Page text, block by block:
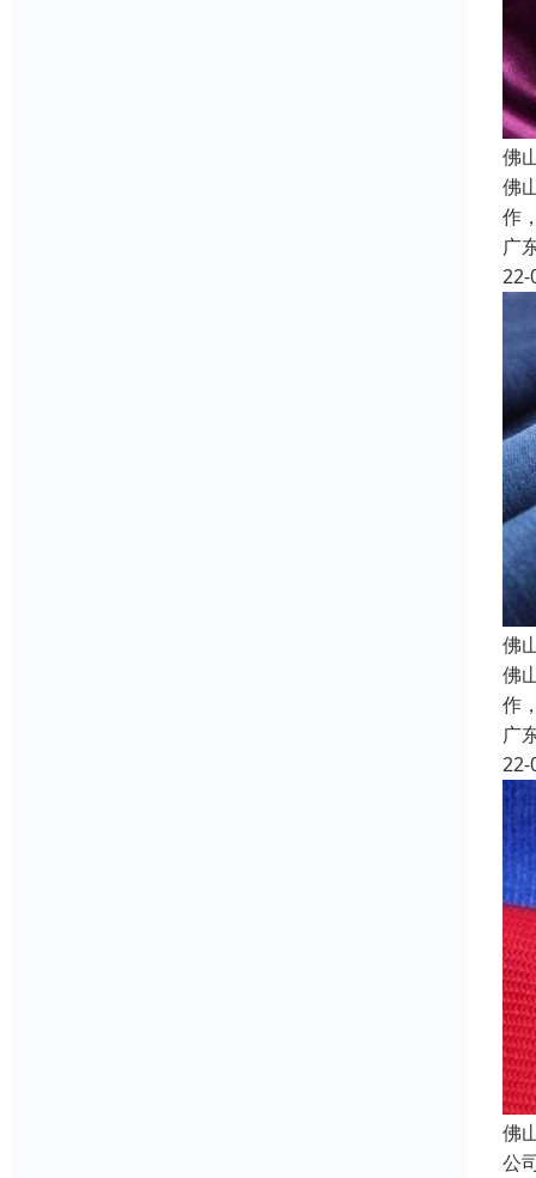
佛
佛
作
广
22-
佛
佛
作
广
22-
佛
公